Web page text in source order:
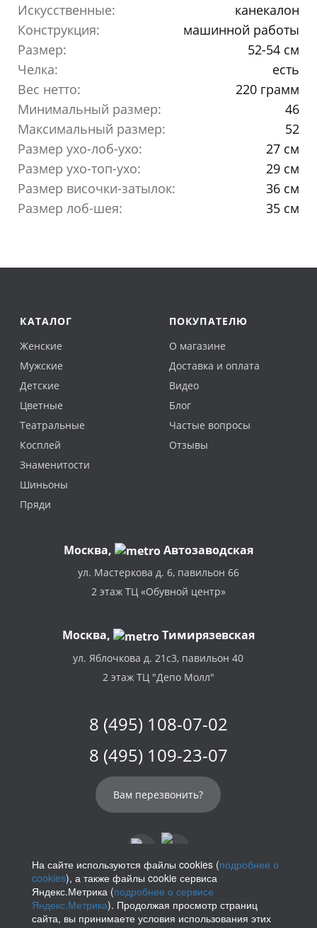
Искусственные:
канекалон
Конструкция:
машинной работы
Размер:
52-54 см
Челка:
есть
Вес нетто:
220 грамм
Минимальный размер:
46
Максимальный размер:
52
Размер ухо-лоб-ухо:
27 см
Размер ухо-топ-ухо:
29 см
Размер височки-затылок:
36 см
Размер лоб-шея:
35 см
КАТАЛОГ
Женские
Мужские
Детские
Цветные
Театральные
Косплей
Знаменитости
Шиньоны
Пряди
ПОКУПАТЕЛЮ
О магазине
Доставка и оплата
Видео
Блог
Частые вопросы
Отзывы
Москва, Автозаводская
ул. Мастеркова д. 6, павильон 66
2 этаж ТЦ «Обувной центр»
Москва, Тимирязевская
ул. Яблочкова д. 21с3, павильон 40
2 этаж ТЦ "Депо Молл"
8 (495) 108-07-02
8 (495) 109-23-07
Вам перезвонить?
info@parikof.ru
На сайте используются файлы cookies (подробнее о
cookies), а также файлы cookie сервиса
Яндекс.Метрика (подробнее о сервисе
Яндекс.Метрика). Продолжая просмотр страниц
сайта, вы принимаете условия использования этих